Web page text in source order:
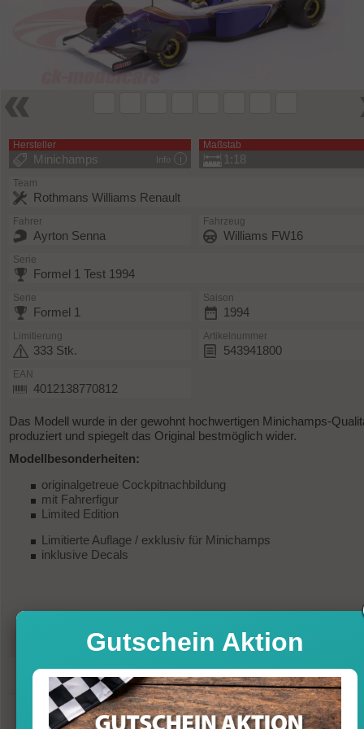
Hersteller
Info
Minichamps
Maßstab
1:18
Team
Rothmans Williams Renault
Fahrer
Ayrton Senna
Fahrzeug
Williams FW16
Serie
Formel 1 Test 1994
Serie
Formel 1
Saison
1994
Limitierung
333 Stk.
Artikelnummer
543941800
EAN
4012138770812
Das Modell wurde in der gewohnt hochwertigen Minichamps-
produziert und spiegelt das Original bestmöglich wider.
Modellbesonderheiten:
originalgetreue Cockpitnachbildung
mit Fahrerfigur
Limited Edition
Limitierte Auflage / exklusiv für Minichamps
inklusive Decals
179,95
Sofort versandfertig, Lieferfrist 1-3
inkl. MwSt. zzgl.
Gutschein Aktion